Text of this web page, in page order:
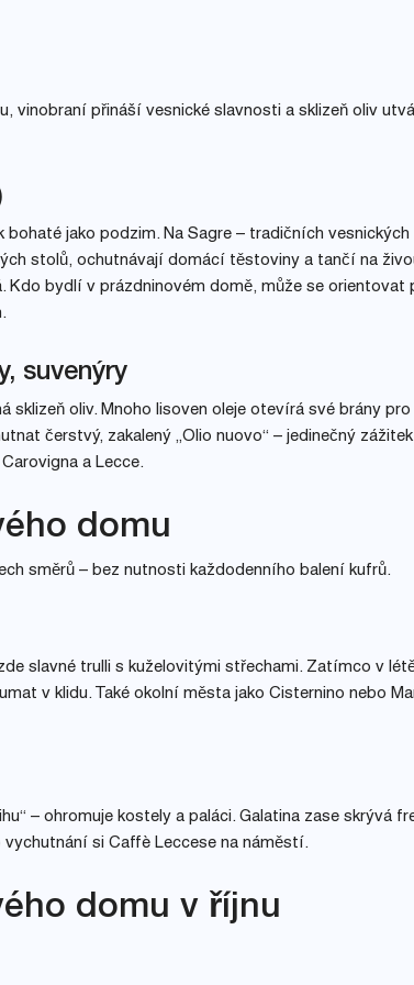
vinobraní přináší vesnické slavnosti a sklizeň oliv
jako podzim. Na Sagre – tradičních vesnických
stolů, ochutnávají domácí těstoviny a tančí na
Kdo bydlí v prázdninovém domě, může se orientovat
suvenýry
sklizeň oliv. Mnoho lisoven oleje otevírá své brány pro
čerstvý, zakalený „Olio nuovo“ – jedinečný
a Lecce.
domu
směrů – bez nutnosti každodenního balení kufrů.
slavné trulli s kuželovitými střechami. Zatímco v
v klidu. Také okolní města jako Cisternino nebo
– ohromuje kostely a paláci. Galatina zase skrývá
si Caffè Leccese na náměstí.
domu v říjnu